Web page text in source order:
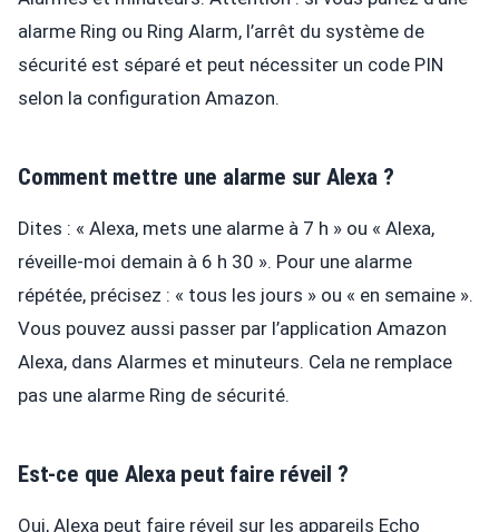
alarme Ring ou Ring Alarm, l’arrêt du système de
sécurité est séparé et peut nécessiter un code PIN
selon la configuration Amazon.
Comment mettre une alarme sur Alexa ?
Dites : « Alexa, mets une alarme à 7 h » ou « Alexa,
réveille-moi demain à 6 h 30 ». Pour une alarme
répétée, précisez : « tous les jours » ou « en semaine ».
Vous pouvez aussi passer par l’application Amazon
Alexa, dans Alarmes et minuteurs. Cela ne remplace
pas une alarme Ring de sécurité.
Est-ce que Alexa peut faire réveil ?
Oui, Alexa peut faire réveil sur les appareils Echo